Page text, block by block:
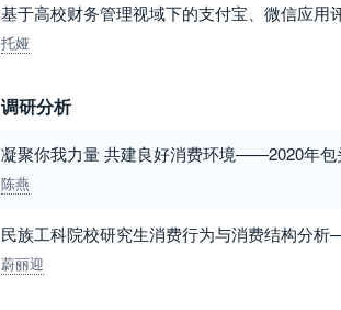
基于高校财务管理视域下的支付宝、微信应用
托娅
调研分析
凝聚你我力量 共建良好消费环境——2020年包
陈燕
民族工科院校研究生消费行为与消费结构分
蔚丽迎